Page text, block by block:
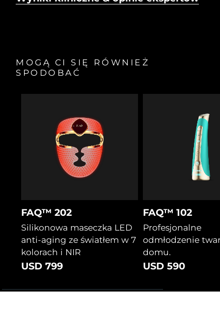
MOGĄ CI SIĘ RÓWNIEŻ
SPODOBAĆ
FAQ™ 202
Silikonowa maseczka LED
anti-aging ze światłem w 7
kolorach i NIR
USD 799
FAQ™ 102
Profesjonalne
odmłodzenie
domu.
USD 590